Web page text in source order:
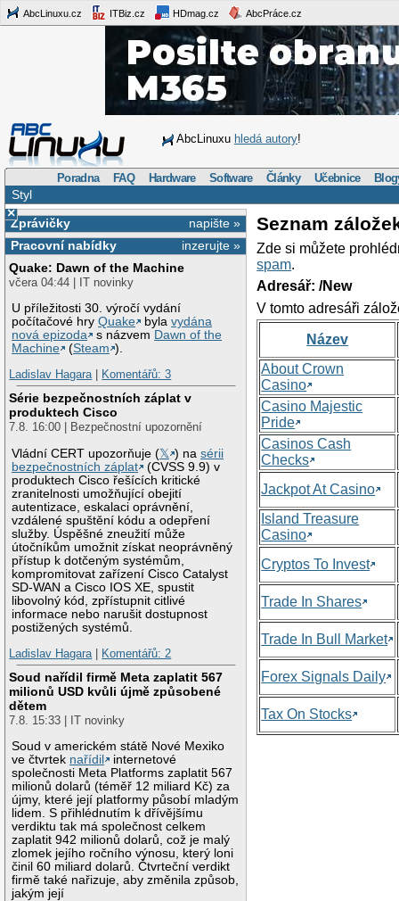
AbcLinuxu.cz ITBiz.cz HDmag.cz AbcPráce.cz
AbcLinuxu hledá autory!
Poradna FAQ Hardware Software Články Učebnice
Styl
×
napište »
Zprávičky
inzerujte »
Pracovní nabídky
Quake: Dawn of the Machine
včera 04:44 | IT novinky
U příležitosti 30. výročí vydání
počítačové hryQuake bylavydána
nová epizoda
s názvem Dawn of the
Machine
(Steam ).
Ladislav Hagara| Komentářů: 3
Série bezpečnostních záplat v
produktech Cisco
7.8. 16:00 | Bezpečnostní upozornění
Vládní CERT upozorňuje (𝕏 ) nasérii
bezpečnostních záplat
(CVSS 9.9) v
produktech Cisco řešících kritické
zranitelnosti umožňující obejití
autentizace, eskalaci oprávnění,
vzdálené spuštění kódu a odepření
služby. Úspěšné zneužití může
útočníkům umožnit získat neoprávněný
přístup k dotčeným systémům,
kompromitovat zařízení Cisco Catalyst
SD-WAN a Cisco IOS XE, spustit
libovolný kód, zpřístupnit citlivé
informace nebo narušit dostupnost
postižených systémů.
Ladislav Hagara| Komentářů: 2
Soud nařídil firmě Meta zaplatit 567
milionů USD kvůli újmě způsobené
dětem
7.8. 15:33 | IT novinky
Soud v americkém státě Nové Mexiko
ve čtvrtek nařídil
internetové
společnosti Meta Platforms zaplatit 567
milionů dolarů (téměř 12 miliard Kč) za
újmy, které její platformy působí mladým
lidem. S přihlédnutím k dřívějšímu
verdiktu tak má společnost celkem
zaplatit 942 milionů dolarů, což je malý
zlomek jejího ročního výnosu, který loni
činil 60 miliard dolarů. Čtvrteční verdikt
firmě také nařizuje, aby změnila způsob,
jakým její
Seznam
Zde si můžete
spam.
Adresář: /New
V tomto adresáři
Název
About Crown
Casino
Casino Majestic
Pride
Casinos Cash
Checks
Jackpot At Casino
Island Treasure
Casino
Cryptos To Invest
Trade In Shares
Trade In Bull Market
Forex Signals Daily
Tax On Stocks